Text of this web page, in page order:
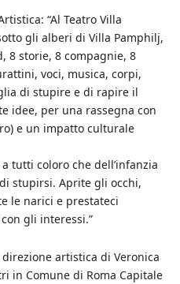
“Al Teatro Villa
gli alberi di Villa Pamphilj,
8 storie, 8 compagnie, 8
voci, musica, corpi,
di stupire e di rapire il
idee, per una rassegna con
e un impatto culturale
tutti coloro che dell’infanzia
stupirsi. Aprite gli occhi,
le narici e prestateci
gli interessi.”
artistica di Veronica
in Comune di Roma Capitale